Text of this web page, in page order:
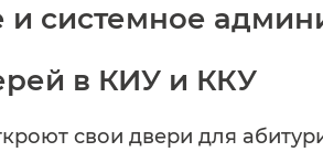
и системное
в КИУ и ККУ
свои двери для